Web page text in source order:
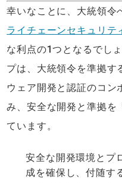
幸いなことに、大統領令
ライチェーンセキュリテ
な利点の1つとなるでし
プは、大統領令を準拠す
ウェア開発と認証のコン
み、安全な開発と準拠を
ています。
安全な開発環境とプ
成を確保し、付随す